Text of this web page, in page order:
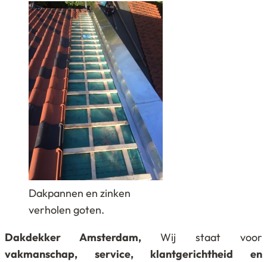
Dakpannen en zinken
verholen goten.
Dakdekker Amsterdam, Wij staat voor
vakmanschap, service, klantgerichtheid en